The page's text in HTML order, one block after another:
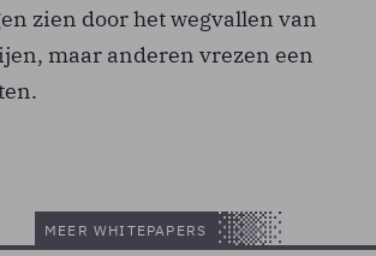
zien door het wegvallen van
maar anderen vrezen een
MEER WHITEPAPERS